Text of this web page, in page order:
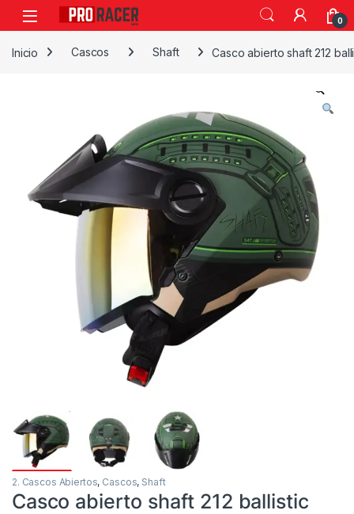
0
Inicio Cascos Shaft Casco abierto shaft 212
2. Cascos Abiertos, Cascos, Shaft
Casco abierto shaft 212 ballistic